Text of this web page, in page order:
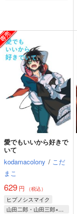
愛でもいいから好きで
いて
kodamacolony / こだ
まこ
629 円 （税込）
ヒプノシスマイク
山田二郎・山田三郎×山田一郎